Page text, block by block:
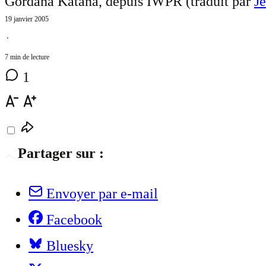
19 janvier 2005
⋅
7 min de lecture
1
Partager sur :
Envoyer par e-mail
Facebook
Bluesky